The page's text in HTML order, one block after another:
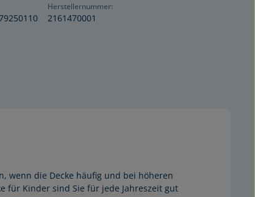
Herstellernummer:
2161470001
wenn die Decke häufig und bei höheren
für Kinder sind Sie für jede Jahreszeit gut